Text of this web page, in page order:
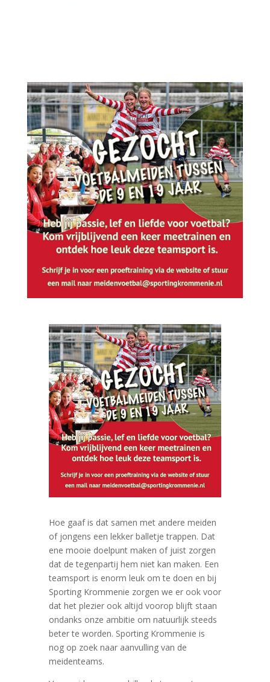
Wij zoeken meiden van 9-19 jaar
admin|Aug 17, 2022|damesvoetbal,Meiden
Sporting Krommenie MO20
Hoe gaaf is dat samen met andere meiden
of jongens een lekker balletje trappen. Dat
ene mooie doelpunt maken of juist zorgen
dat de tegenpartij hem niet kan maken. Een
teamsport is enorm leuk om te doen en bij
Sporting Krommenie zorgen we er ook voor
dat het plezier ook altijd voorop blijft staan
ondanks onze ambitie om natuurlijk steeds
beter te worden. Sporting Krommenie is
nog op zoek naar aanvulling van de
meidenteams.